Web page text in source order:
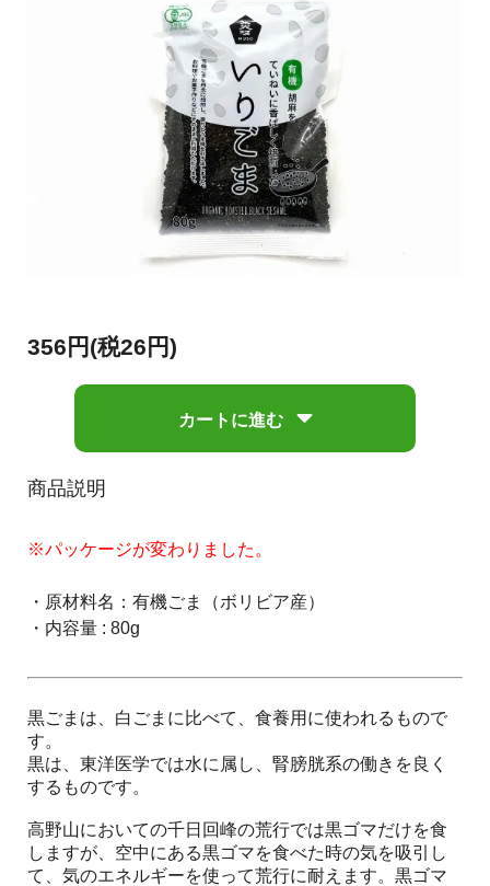
356円(税26円)
カートに進む
商品説明
※パッケージが変わりました。
・原材料名：有機ごま（ボリビア産）
・内容量 : 80g
黒ごまは、白ごまに比べて、食養用に使われるもので
す。
黒は、東洋医学では水に属し、腎膀胱系の働きを良く
するものです。
高野山においての千日回峰の荒行では黒ゴマだけを食
しますが、空中にある黒ゴマを食べた時の気を吸引し
て、気のエネルギーを使って荒行に耐えます。黒ゴマ